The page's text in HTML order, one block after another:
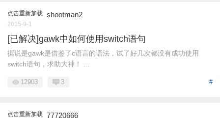
点击重新加载 shootman2
2015-9-1
[已解决]gawk中如何使用switch语句
据说是gawk是借鉴了c语言的语法，试了好几次都没有成功使用
switch语句，求助大神！ ...
#
12903 3
点击重新加载 77720666